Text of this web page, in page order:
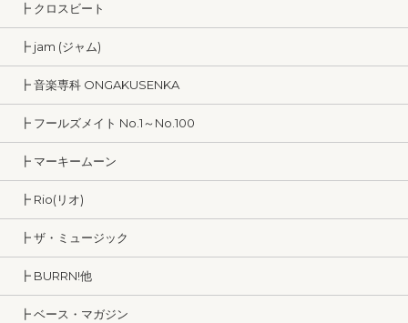
┣ クロスビート
┣ jam (ジャム)
┣ 音楽専科 ONGAKUSENKA
┣ フールズメイト No.1～No.100
┣ マーキームーン
┣ Rio(リオ)
┣ ザ・ミュージック
┣ BURRN!他
┣ ベース・マガジン